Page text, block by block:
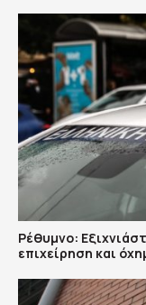
Ρέθυμνο:
επιχείρηση και